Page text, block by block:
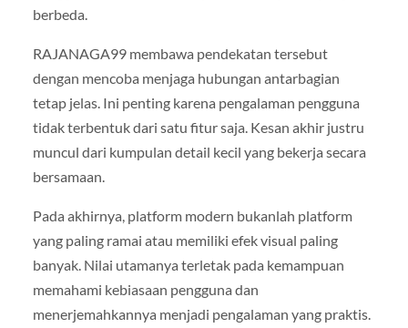
berbeda.
RAJANAGA99 membawa pendekatan tersebut
dengan mencoba menjaga hubungan antarbagian
tetap jelas. Ini penting karena pengalaman pengguna
tidak terbentuk dari satu fitur saja. Kesan akhir justru
muncul dari kumpulan detail kecil yang bekerja secara
bersamaan.
Pada akhirnya, platform modern bukanlah platform
yang paling ramai atau memiliki efek visual paling
banyak. Nilai utamanya terletak pada kemampuan
memahami kebiasaan pengguna dan
menerjemahkannya menjadi pengalaman yang praktis.